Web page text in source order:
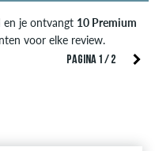
PAGINA 1 / 2
je ontvangt 10 Premium
voor elke review.